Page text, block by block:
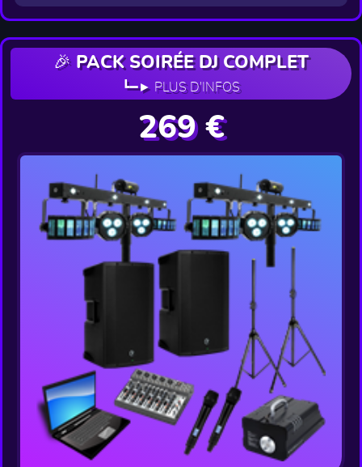
🎉 PACK SOIRÉE DJ COMPLET
┗━► PLUS D'INFOS
269 €